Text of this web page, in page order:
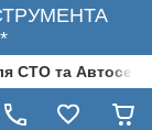
СТО та